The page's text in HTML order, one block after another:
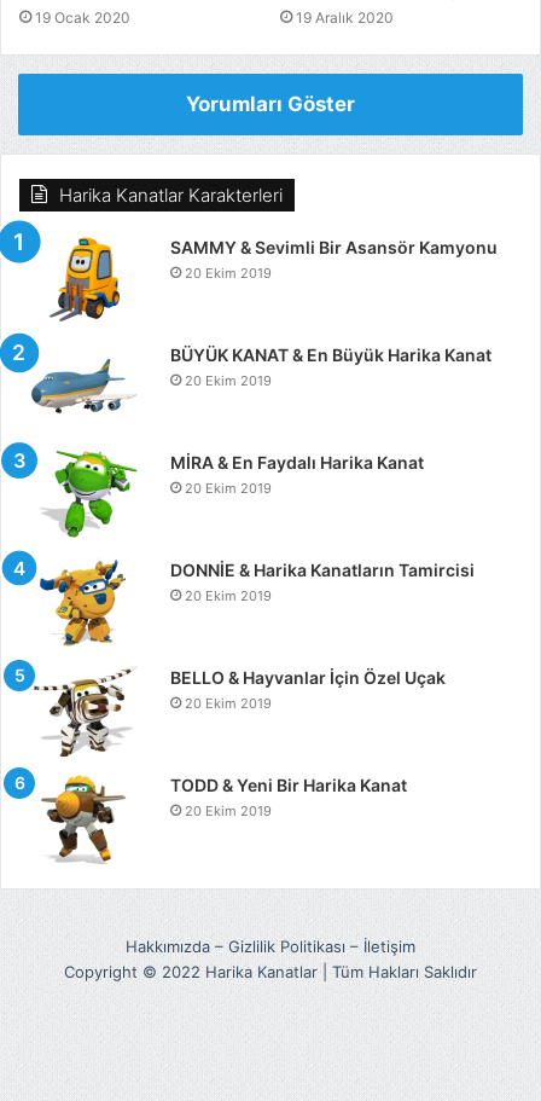
19 Ocak 2020 19 Aralık 2020
Yorumları Göster
Harika Kanatlar Karakterleri
SAMMY & Sevimli Bir Asansör Kamyonu
20 Ekim 2019
BÜYÜK KANAT & En Büyük Harika Kanat
20 Ekim 2019
MİRA & En Faydalı Harika Kanat
20 Ekim 2019
DONNİE & Harika Kanatların Tamircisi
20 Ekim 2019
BELLO & Hayvanlar İçin Özel Uçak
20 Ekim 2019
TODD & Yeni Bir Harika Kanat
20 Ekim 2019
Hakkımızda– Gizlilik Politikası –İletişim
Copyright © 2022 Harika Kanatlar | Tüm Hakları Saklıdır